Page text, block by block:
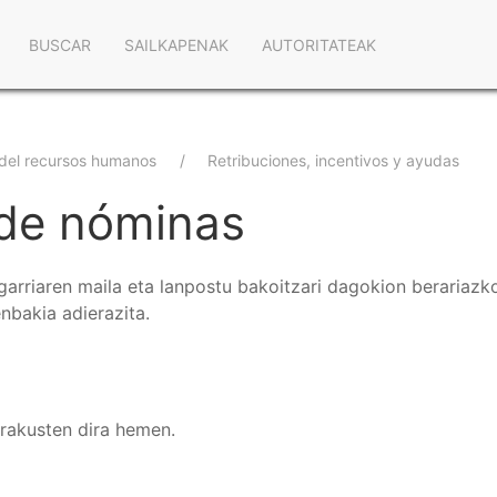
BUSCAR SAILKAPENAK AUTORITATEAK
recursos humanos Retribuciones, incentivos y ayudas
nóminas
maila eta lanpostu bakoitzari dagokion
adierazita.
dira hemen.